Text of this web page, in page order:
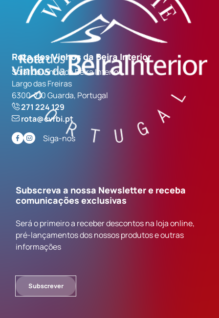
Rota dos Vinhos da Beira Interior
Solar do Vinho da Beira Interior
Largo das Freiras
6300-710 Guarda, Portugal
271 224 129
rota@cvrbi.pt
Siga-nos
Subscreva a nossa Newsletter e receba
comunicações exclusivas
Será o primeiro a receber descontos na loja online,
pré-lançamentos dos nossos produtos e outras
informações
Subscrever